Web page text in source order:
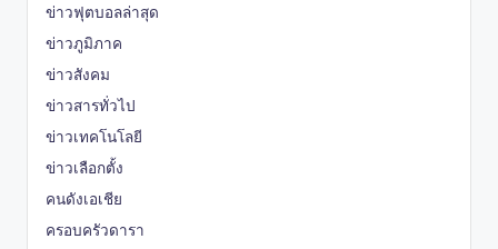
ข่าวฟุตบอลล่าสุด
ข่าวภูมิภาค
ข่าวสังคม
ข่าวสารทั่วไป
ข่าวเทคโนโลยี
ข่าวเลือกตั้ง
คนดังเอเชีย
ครอบครัวดารา